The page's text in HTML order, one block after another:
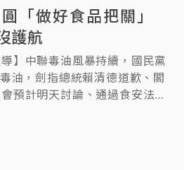
「做好食品把關」
護航
】中聯毒油風暴持續，國民黨
油，劍指總統賴清德道歉、閣
預計明天討論、通過食安法修
席，但被台北市長蔣萬安及台
、沒做好功課。賴清德今在民
圓」，強調食安問題沒有藍